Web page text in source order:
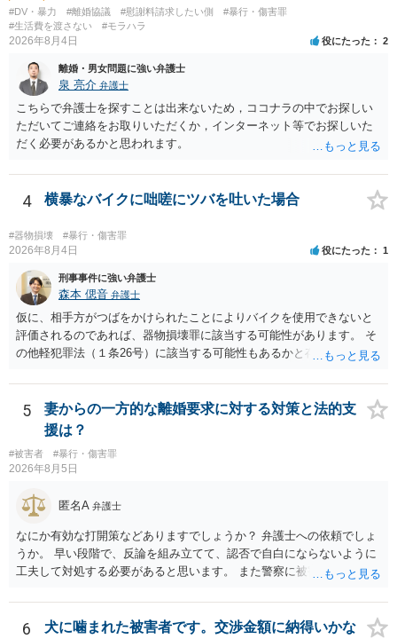
れらを受けたこと。 二 心身の障害を生じさせること又はそれがある
こと。 三 アルコール若しくは薬物を摂取させること又はそれらの影
響があること。 四 睡眠その他の意識が明瞭でない状態にさせること
又はその状態にあること。 五 同意しない意思を形成し、表明し又は
全うするいとまがないこと。 六 予想と異なる事態に直面させて恐怖
させ、若しくは驚愕がくさせること又はその事態に直面して恐怖し、
若しくは驚愕していること。 七 虐待に起因する心理的反応を生じさ
せること又はそれがあること。 八 経済的又は社会的関係上の地位に
基づく影響力によって受ける不利益を憂慮させること又はそれを憂慮
#DV・暴力 #離婚協議 #慰謝料請求したい側
#暴行・傷害罪
#生活費を渡さない
#モラハラ
2026年8月4日 役にたった 2
離婚・男女問題に強い弁護士
泉 亮介 弁護士
こちらで弁護士を探すことは出来ないため，ココナラの中でお探しい
ただいてご連絡をお取りいただくか，インターネット等でお探しいた
だく必要があるかと思われます。
4 横暴なバイクに咄嗟にツバを吐いた場合
#器物損壊 #暴行・傷害罪
2026年8月4日 役にたった 1
刑事事件に強い弁護士
森本 偲音 弁護士
仮に、相手方がつばをかけられたことによりバイクを使用できないと
評価されるのであれば、器物損壊罪に該当する可能性があります。 そ
の他軽犯罪法（１条26号）に該当する可能性もあるかと存じます。 確
ご相談者様の対応によってはご相談者の方にも責任が生じてしまう 可
能性がございますので、冷静にご対応いただくようご留意いただけれ
ばと存じます。 以上、ご参考までに。
5
妻からの一方的な離婚要求に対する対策と法的支
援は？
#被害者 #暴行・傷害罪
2026年8月5日
匿名A 弁護士
なにか有効な打開策などありますでしょうか？ 弁護士への依頼でしょ
うか。 早い段階で、反論を組み立てて、認否で自白にならないように
工夫して対処する必要があると思います。 また警察に被害届を出すと
告訴状を作って証拠をそろえて出すことでしょう。
6
犬に噛まれた被害者です。交渉金額に納得いかな